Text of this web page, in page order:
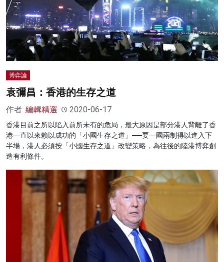
博弈論
袁彌昌：香港的生存之道
作者: 編輯精選 2020-06-17
香港目前之所以陷入前所未有的危局，最大原因是部分港人背離了香
港一直以來賴以成功的「小國生存之道」──要一國兩制得以進入下
半場，港人必須按「小國生存之道」改變策略，為往後的陸港博弈創
造有利條件。